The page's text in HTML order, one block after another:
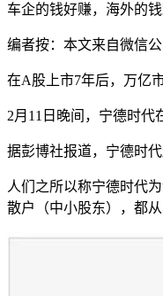
车企的钱好赚，海外的钱
编者按：本文来自微信
在A股上市7年后，万亿
2月11日晚间，宁德时代
据彭博社报道，宁德时
人们之所以称宁德时代
散户（中小股东），都